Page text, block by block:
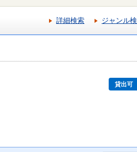
詳細検索 ジャンル
貸出可